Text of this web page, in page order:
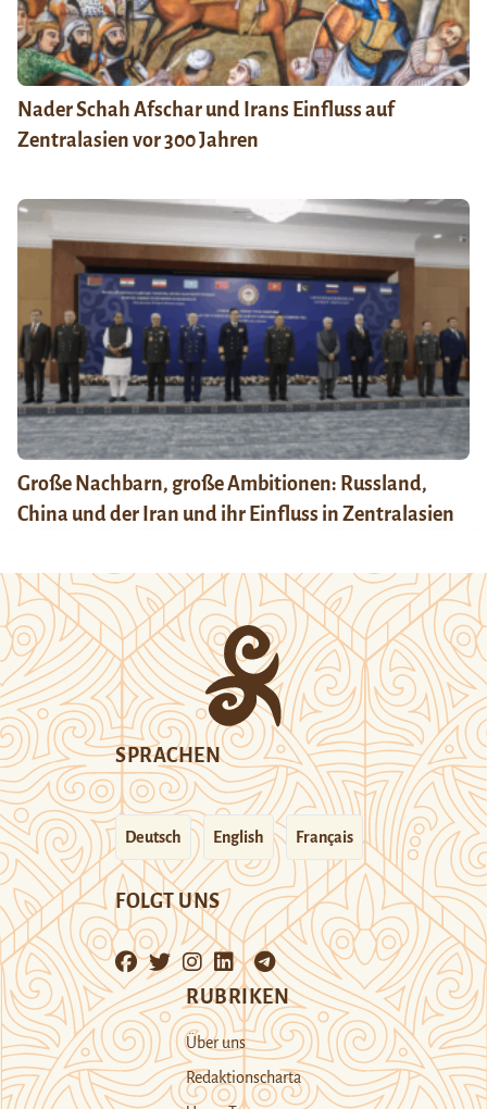
Nader Schah Afschar und Irans Einfluss auf
Zentralasien vor 300 Jahren
Große Nachbarn, große Ambitionen: Russland,
China und der Iran und ihr Einfluss in Zentralasien
SPRACHEN
Deutsch English Français
FOLGT UNS
RUBRIKEN
Über uns
Redaktionscharta